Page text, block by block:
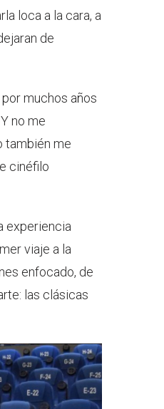
loca a la cara, a
de
muchos años
no me
también me
cinéfilo
experiencia
viaje a la
enfocado, de
las clásicas